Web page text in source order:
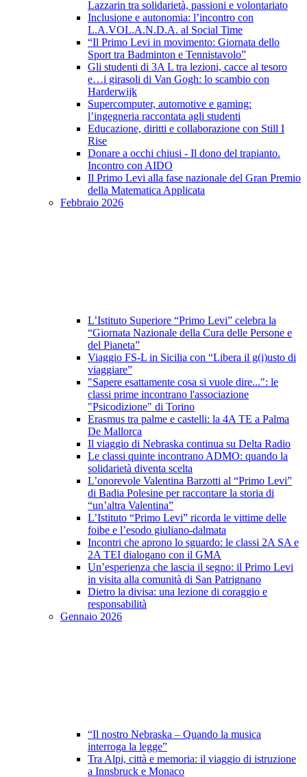
Lazzarin tra solidarietà, passioni e volontariato
Inclusione e autonomia: l’incontro con
L.A.VOL.A.N.D.A. al Social Time
“Il Primo Levi in movimento: Giornata dello
Sport tra Badminton e Tennistavolo”
Gli studenti di 3A L tra lezioni, cacce al tesoro
e…i girasoli di Van Gogh: lo scambio con
Harderwijk
Supercomputer, automotive e gaming:
l’ingegneria raccontata agli studenti
Educazione, diritti e collaborazione con Still I
Rise
Donare a occhi chiusi - Il dono del trapianto.
Incontro con AIDO
Il Primo Levi alla fase nazionale del Gran Premio
della Matematica Applicata
Febbraio 2026
L’Istituto Superiore “Primo Levi” celebra la
“Giornata Nazionale della Cura delle Persone e
del Pianeta”
Viaggio FS-L in Sicilia con “Libera il g(i)usto di
viaggiare”
"Sapere esattamente cosa si vuole dire...": le
classi prime incontrano l'associazione
"Psicodizione" di Torino
Erasmus tra palme e castelli: la 4A TE a Palma
De Mallorca
Il viaggio di Nebraska continua su Delta Radio
Le classi quinte incontrano ADMO: quando la
solidarietà diventa scelta
L’onorevole Valentina Barzotti al “Primo Levi”
di Badia Polesine per raccontare la storia di
“un’altra Valentina”
L’Istituto “Primo Levi” ricorda le vittime delle
foibe e l’esodo giuliano-dalmata
Incontri che aprono lo sguardo: le classi 2A SA e
2A TEI dialogano con il GMA
Un’esperienza che lascia il segno: il Primo Levi
in visita alla comunità di San Patrignano
Dietro la divisa: una lezione di coraggio e
responsabilità
Gennaio 2026
“Il nostro Nebraska – Quando la musica
interroga la legge”
Tra Alpi, città e memoria: il viaggio di istruzione
a Innsbruck e Monaco